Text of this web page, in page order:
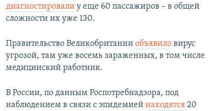
диагностировали у еще 60 пассажиров – в общей
сложности их уже 130.
Правительство Великобритании объявило вирус
угрозой, там уже восемь зараженных, в том числе
медицинский работник.
В России, по данным Роспотребнадзора, под
наблюдением в связи с эпидемией находятся 20